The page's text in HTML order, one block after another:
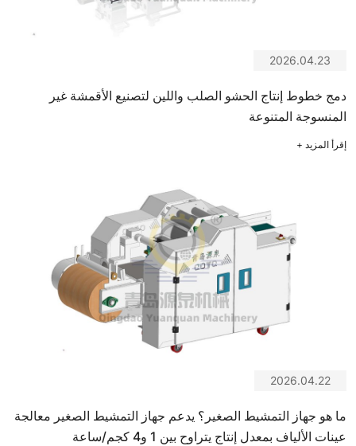
2026.04.23
دمج خطوط إنتاج الحشو الصلب واللين لتصنيع الأقمشة غير
المنسوجة المتنوعة
إقرأ المزيد +
2026.04.22
ما هو جهاز التمشيط الصغير؟ يدعم جهاز التمشيط الصغير معالجة
عينات الألياف بمعدل إنتاج يتراوح بين 1 و4 كجم/ساعة